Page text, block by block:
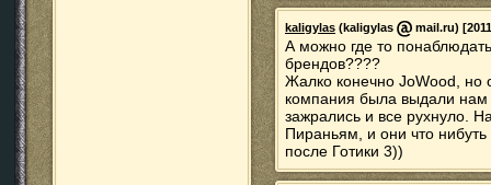
kaligylas (kaligylas mail.ru)
А можно где то
брендов????
Жалко конечно JoWood, но
компания была выдали нам
зажрались и все рухнуло.
Пираньям, и они что
после Готики 3))